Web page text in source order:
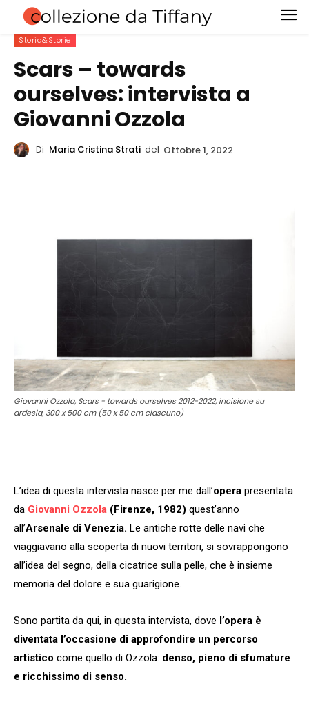
Storia&Storie
Scars – towards
ourselves: intervista a
Giovanni Ozzola
Di Maria Cristina Strati del Ottobre 1, 2022
Giovanni Ozzola, Scars - towards ourselves 2012-2022, incisione su
ardesia, 300 x 500 cm (50 x 50 cm ciascuno)
L’idea di questa intervista nasce per me dall’opera presentata
da Giovanni Ozzola (Firenze, 1982) quest’anno
all’Arsenale di Venezia. Le antiche rotte delle navi che
viaggiavano alla scoperta di nuovi territori, si sovrappongono
all’idea del segno, della cicatrice sulla pelle, che è insieme
memoria del dolore e sua guarigione.
Sono partita da qui, in questa intervista, dove l’opera è
diventata l’occasione di approfondire un percorso
artistico come quello di Ozzola: denso, pieno di sfumature
e ricchissimo di senso.